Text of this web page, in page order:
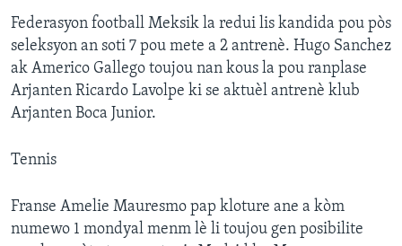
Federasyon football Meksik la redui lis kandida pou pòs
seleksyon an soti 7 pou mete a 2 antrenè. Hugo Sanchez
ak Americo Gallego toujou nan kous la pou ranplase
Arjanten Ricardo Lavolpe ki se aktuèl antrenè klub
Arjanten Boca Junior.
Tennis
Franse Amelie Mauresmo pap kloture ane a kòm
numewo 1 mondyal menm lè li toujou gen posibilite